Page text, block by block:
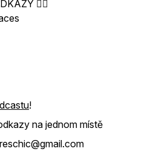
👇🏻
!
na jednom místě